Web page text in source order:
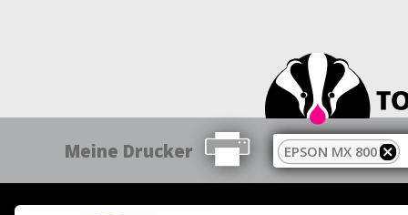
Meine Drucker EPSON MX 800